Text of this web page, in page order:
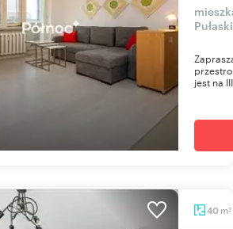
jest na
40 m2